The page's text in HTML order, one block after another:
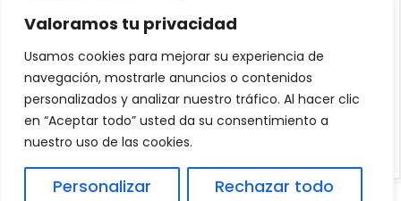
Valoramos tu privacidad
Usamos cookies para mejorar su experiencia de
navegación, mostrarle anuncios o contenidos
personalizados y analizar nuestro tráfico. Al hacer clic
en “Aceptar todo” usted da su consentimiento a
nuestro uso de las cookies.
Personalizar Rechazar todo
Comparación entre Apache Storm y
Spark Streaming
Cómo detener la diarrea en un gato
¿Los frutos rojos son seguros para
que los perros los consuman?